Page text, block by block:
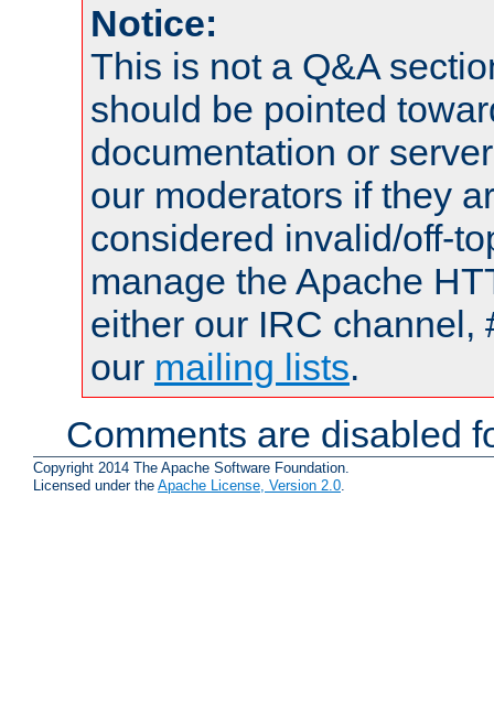
Notice:
This is not a Q&A
should be pointed
documentation or
our moderators if they
considered invalid/off-
manage the Apache
either our IRC channel,
our mailing lists.
Comments are disabled
Copyright 2014 The Apache Software Foundation.
Licensed under the Apache License, Version 2.0.